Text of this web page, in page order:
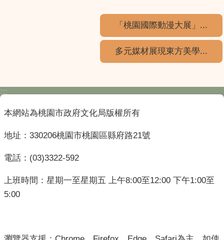
「桃園國際動漫大展」...
多元媒材展現東方美學...
:::
本網站為桃園市政府文化局版權所有
地址：330206桃園市桃園區縣府路21號
電話：(03)3322-592
上班時間：星期一至星期五 上午8:00至12:00 下午1:00至
5:00